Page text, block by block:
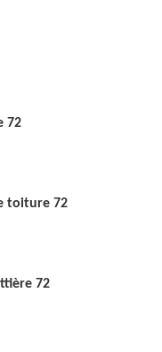
72
toiture 72
72